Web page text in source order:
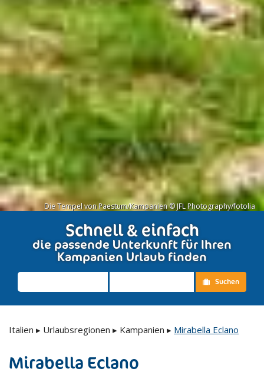
Die Tempel von Paestum/Kampanien © JFL Photography/fotolia
Schnell & einfach
die passende Unterkunft für Ihren
Kampanien Urlaub finden
Suchen
Italien ▸ Urlaubsregionen ▸ Kampanien ▸ Mirabella Eclano
Mirabella Eclano